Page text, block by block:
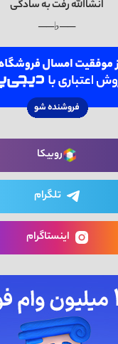
انشاالله رفت به سادگی
──♭──
روبیکا
تلگرام
اینستاگرام